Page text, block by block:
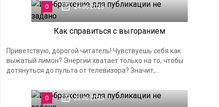
0 24.06.2025
Как справиться с выгоранием
Приветствую, дорогой читатель! Чувствуешь себя как
выжатый лимон? Энергии хватает только на то, чтобы
дотянуться до пульта от телевизора? Значит,...
0 23.06.2025